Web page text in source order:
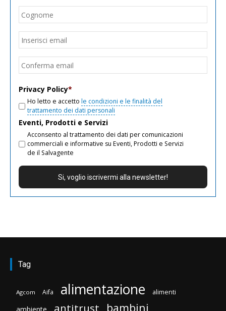
Email
Privacy Policy*
Ho letto e accetto le condizioni e le finalità del
trattamento dei dati personali
Eventi, Prodotti e Servizi
Acconsento al trattamento dei dati per comunicazioni
commerciali e informative su Eventi, Prodotti e Servizi
de il Salvagente
Tag
Agcom Aifa alimentazione alimenti
antitrust bambini